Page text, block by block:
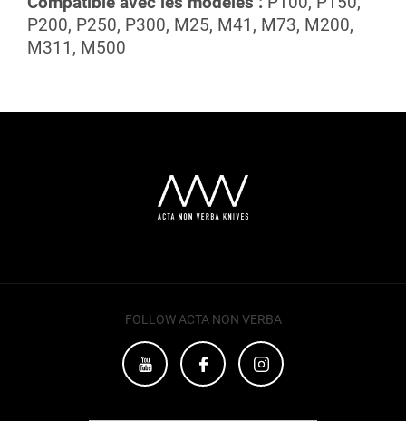
P200, P250, P300, M25, M41, M73, M200,
M311, M500
FOLLOW ACTA NON VERBA